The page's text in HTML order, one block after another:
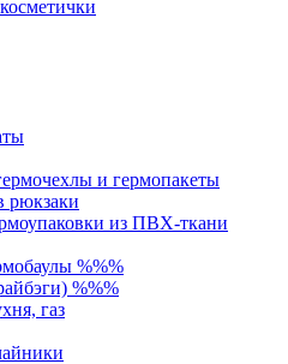
и гермопакеты
рюкзаки
из ПВХ-ткани
%%%
%%%
газ